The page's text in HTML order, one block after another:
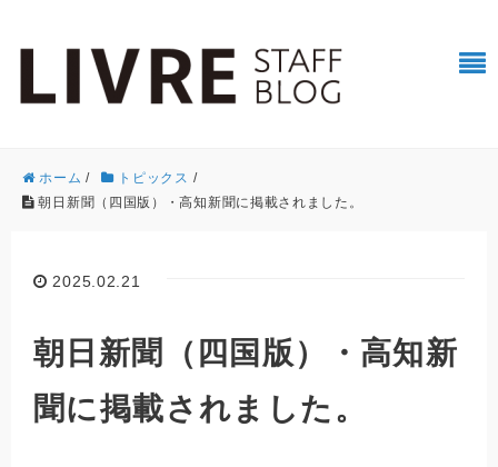
ホーム / トピックス /
朝日新聞（四国版）・高知新聞に掲載されました。
2025.02.21
朝日新聞（四国版）・高知新
聞に掲載されました。